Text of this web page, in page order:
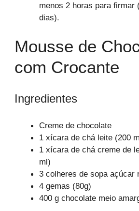
menos 2 horas para firmar
dias).
Mousse de
com Crocante
Ingredientes
Creme de chocolate
1 xícara de chá leite (200
1 xícara de chá creme de
ml)
3 colheres de sopa açúcar
4 gemas (80g)
400 g chocolate meio